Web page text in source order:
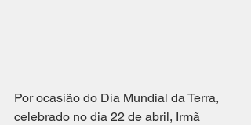
Por ocasião do Dia Mundial da Terra,
celebrado no dia 22 de abril, Irmã